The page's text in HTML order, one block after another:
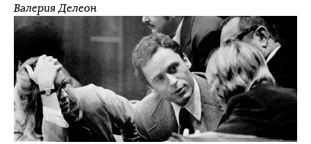
Валерия Делеон